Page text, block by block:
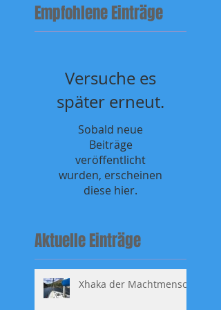
Empfohlene Einträge
Versuche es
später erneut.
Sobald neue
Beiträge
veröffentlicht
wurden, erscheinen
diese hier.
Aktuelle Einträge
Xhaka der Machtmensch